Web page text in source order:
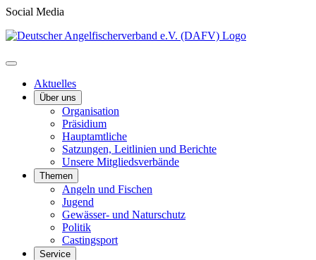
Social Media
Aktuelles
Über uns
Organisation
Präsidium
Hauptamtliche
Satzungen, Leitlinien und Berichte
Unsere Mitgliedsverbände
Themen
Angeln und Fischen
Jugend
Gewässer- und Naturschutz
Politik
Castingsport
Service